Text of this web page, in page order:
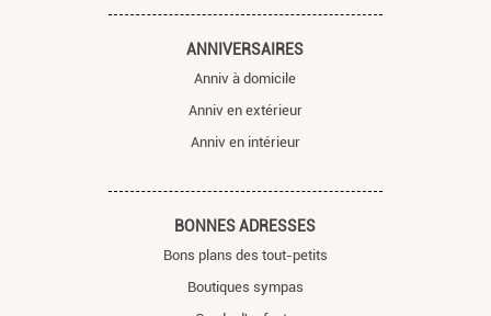
ANNIVERSAIRES
Anniv à domicile
Anniv en extérieur
Anniv en intérieur
BONNES ADRESSES
Bons plans des tout-petits
Boutiques sympas